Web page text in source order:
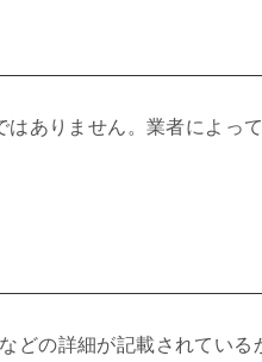
ありません。業者によっ
どの詳細が記載されている